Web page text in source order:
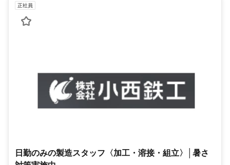
正社員
日勤のみの製造スタッフ〈加工・溶接・組立〉│暑さ